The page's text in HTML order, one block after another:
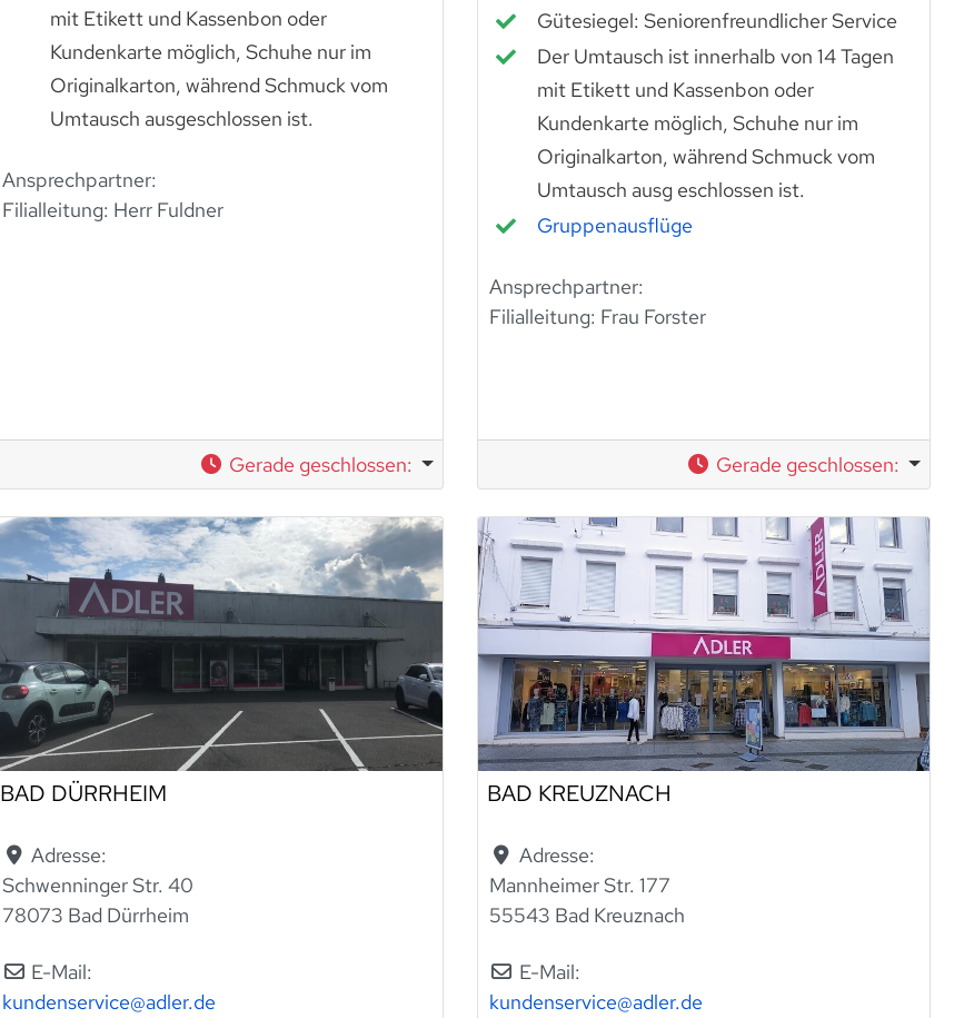
mit Etikett und Kassenbon oder
Kundenkarte möglich, Schuhe nur im
Originalkarton, während Schmuck vom
Umtausch ausgeschlossen ist.
Ansprechpartner:
Filialleitung: Herr Fuldner
Gerade geschlossen:
Gütesiegel: Seniorenfreundlicher Service
Der Umtausch ist innerhalb von 14 Tagen
mit Etikett und Kassenbon oder
Kundenkarte möglich, Schuhe nur im
Originalkarton, während Schmuck vom
Umtausch ausg eschlossen ist.
Gruppenausflüge
Ansprechpartner:
Filialleitung: Frau Forster
Gerade geschlossen:
BAD DÜRRHEIM
Adresse:
Schwenninger Str. 40
78073 Bad Dürrheim
E-Mail:
kundenservice@adler.de
BAD KREUZNACH
Adresse:
Mannheimer Str. 177
55543 Bad Kreuznach
E-Mail:
kundenservice@adler.de